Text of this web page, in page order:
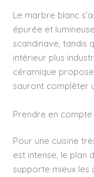
Le marbre blanc
épurée et
scandinave, tandis
intérieur plus
céramique
sauront complèter
Prendre en compte
Pour une cuisine
est intense, le plan
supporte mieux les